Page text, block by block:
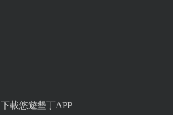
下載悠遊墾丁APP